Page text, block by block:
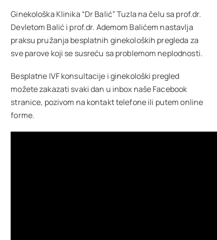
Oglas za posao
O nama
Kontakt
Ginekološka Klinika “Dr Balić” Tuzla na čelu sa prof.dr.
Devletom Balić i prof.dr. Ademom Balićem nastavlja
praksu pružanja besplatnih ginekoloških pregleda za
sve parove koji se susreću sa problemom neplodnosti.
Besplatne IVF konsultacije i ginekološki pregled
možete zakazati svaki dan u inbox naše Facebook
stranice, pozivom na kontakt telefone ili putem online
forme.